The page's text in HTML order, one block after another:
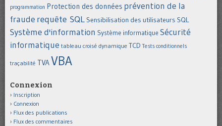
programmation Protection des données prévention de la
fraude requête SQL Sensibilisation des utilisateurs SQL
Système d'information Système informatique Sécurité
informatique tableau croisé dynamique TCD Tests conditionnels
traçabilité TVAVBA
Connexion
Inscription
Connexion
Flux des publications
Flux des commentaires